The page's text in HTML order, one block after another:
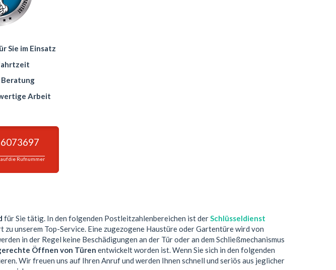
Sie im Einsatz
Arbeit
die Rufnummer
für Sie tätig. In den folgenden Postleitzahlenbereichen ist derSchlüsseldienst
unserem Top-Service. Eine zugezogene Haustüre oder Gartentüre wird von
in der Regel keine Beschädigungen an der Tür oder an dem Schließmechanismus
Öffnen von Türen entwickelt worden ist. Wenn Sie sich in den folgenden
Wir freuen uns auf Ihren Anruf und werden Ihnen schnell und seriös aus jeglicher